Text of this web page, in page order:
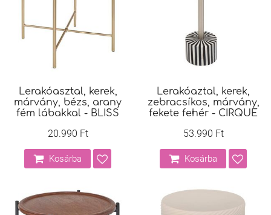
Lerakóasztal, kerek,
márvány, bézs, arany
fém lábakkal - BLISS
20.990 Ft
Kosárba
Lerakóaztal, kerek,
zebracsíkos, márvány,
fekete fehér - CIRQUE
53.990 Ft
Kosárba